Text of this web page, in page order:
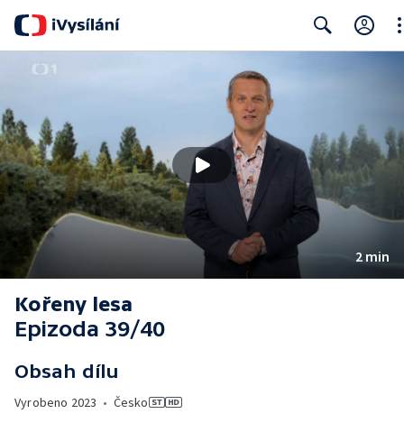
2 min
Kořeny lesa
Epizoda 39/40
Obsah dílu
Vyrobeno 2023 • Česko